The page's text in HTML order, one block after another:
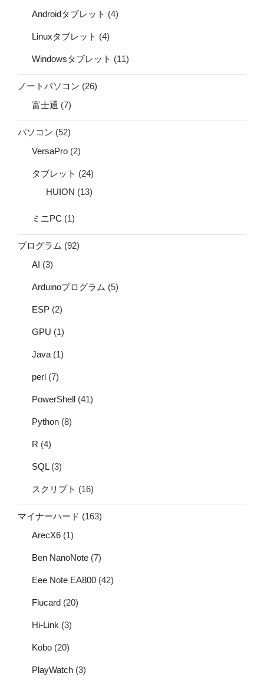
Androidタブレット (4)
Linuxタブレット (4)
Windowsタブレット (11)
ノートパソコン (26)
富士通 (7)
パソコン (52)
VersaPro (2)
タブレット (24)
HUION (13)
ミニPC (1)
プログラム (92)
AI (3)
Arduinoプログラム (5)
ESP (2)
GPU (1)
Java (1)
perl (7)
PowerShell (41)
Python (8)
R (4)
SQL(3)
スクリプト (16)
マイナーハード (163)
ArecX6 (1)
Ben NanoNote (7)
Eee Note EA800 (42)
Flucard (20)
Hi-Link (3)
Kobo (20)
PlayWatch (3)